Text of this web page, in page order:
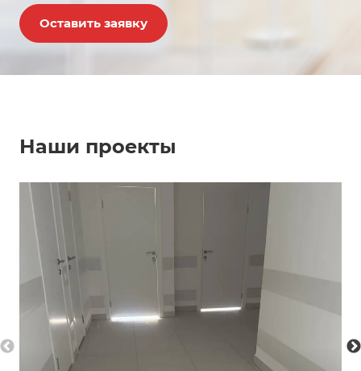
Оставить заявку
Наши проекты